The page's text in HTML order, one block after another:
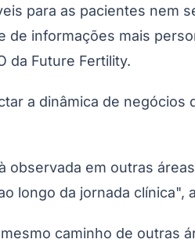
para as pacientes nem
informações mais
da Future Fertility.
a dinâmica de
em outras
longo da jornada clínica",
caminho de outras